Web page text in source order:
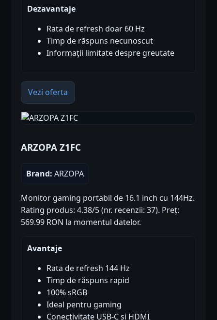
Dezavantaje
Rata de refresh doar 60 Hz
Timp de răspuns necunoscut
Informații limitate despre greutate
Vezi oferta
ARZOPA Z1FC
Brand: ARZOPA
Monitor gaming portabil de 16.1 inch cu 144Hz.
Rating produs: 4.38/5 (nr. recenzii: 37). Preț:
569.99 RON la momentul datelor.
Avantaje
Rata de refresh 144 Hz
Timp de răspuns rapid
100% sRGB
Ideal pentru gaming
Conectivitate USB-C și HDMI